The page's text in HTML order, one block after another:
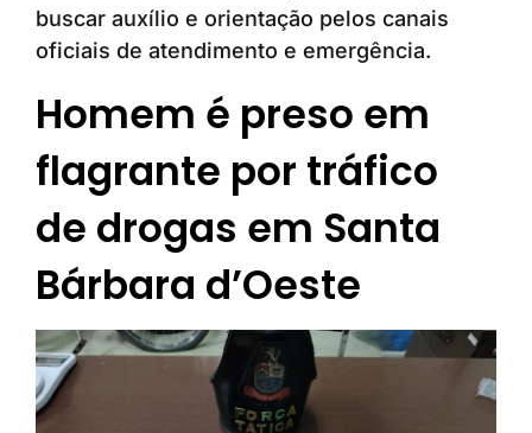
buscar auxílio e orientação pelos canais
oficiais de atendimento e emergência.
Homem é preso em
flagrante por tráfico
de drogas em Santa
Bárbara d’Oeste